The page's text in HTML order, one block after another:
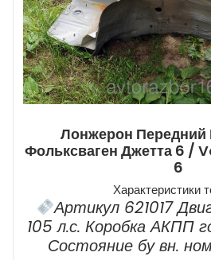
Лонжерон
Фольксваген Джетта 6 /
6
Характеристики
Артикул 621017
105 л.с. Коробка АКПП
Состояние бу вн.